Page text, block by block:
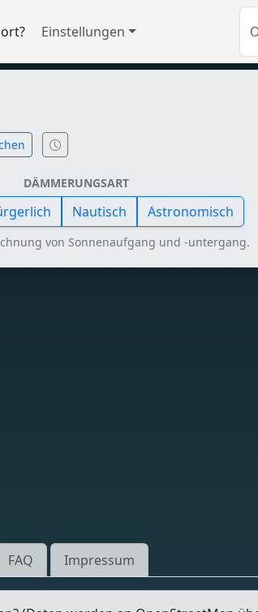
Einstellungen
DÄMMERUNGSART
Nautisch Astronomisch
von Sonnenaufgang und -untergang.
FAQ Impressum